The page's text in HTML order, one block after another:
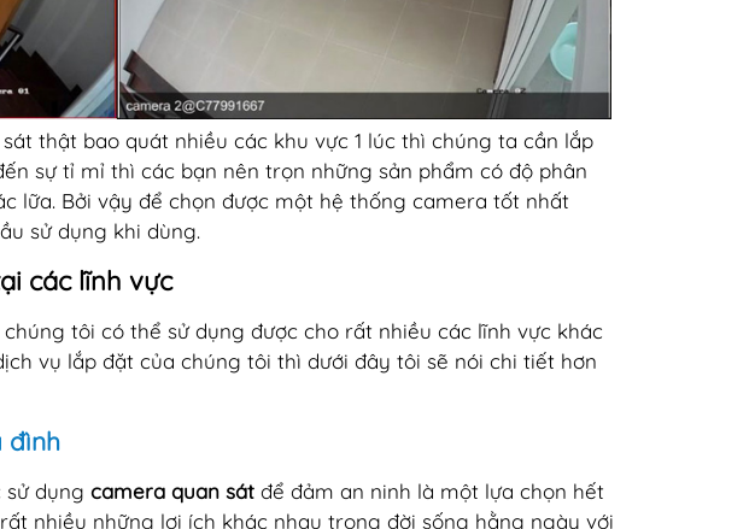
thật bao quát nhiều các khu vực 1 lúc thì chúng ta cần lắp
sự tỉ mỉ thì các bạn nên trọn những sản phẩm có độ phân
lữa. Bởi vậy để chọn được một hệ thống camera tốt nhất
sử dụng khi dùng.
các lĩnh vực
tôi có thể sử dụng được cho rất nhiều các lĩnh vực khác
vụ lắp đặt của chúng tôi thì dưới đây tôi sẽ nói chi tiết hơn
đình
dụng camera quan sát để đảm an ninh là một lựa chọn hết
nhiều những lợi ích khác nhau trong đời sống hằng ngày với